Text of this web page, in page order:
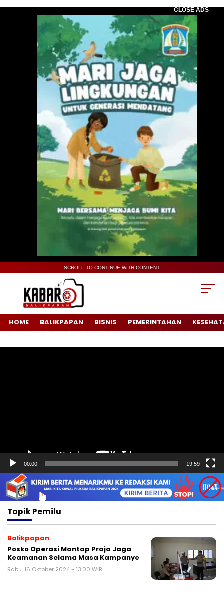
-----------------------
CLOSE ADS
SCROLL TO CONTINUE WITH CONTENT
HOME BALIKPAPAN BISNIS PEMERINTAHAN
00:00 19:59
TopikPemilu
Balikpapan
Posko Operasi Mantap Praja Jaga
Keamanan Selama Masa Kampanye
Rabu, 16 Oktober 2024 - 13:00 WIB